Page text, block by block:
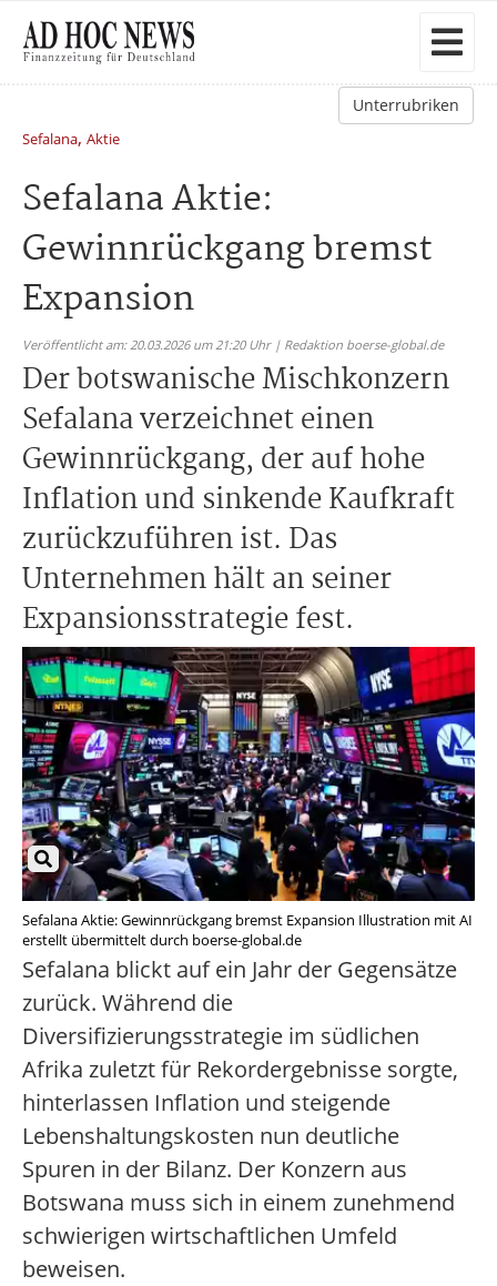
Unterrubriken
Sefalana, Aktie
Sefalana Aktie:
Gewinnrückgang bremst
Expansion
Veröffentlicht am: 20.03.2026 um 21:20 Uhr | Redaktion boerse-global.de
Der botswanische Mischkonzern
Sefalana verzeichnet einen
Gewinnrückgang, der auf hohe
Inflation und sinkende Kaufkraft
zurückzuführen ist. Das
Unternehmen hält an seiner
Expansionsstrategie fest.
Sefalana Aktie: Gewinnrückgang bremst Expansion Illustration mit AI
erstellt übermittelt durch boerse-global.de
Sefalana blickt auf ein Jahr der Gegensätze
zurück. Während die
Diversifizierungsstrategie im südlichen
Afrika zuletzt für Rekordergebnisse sorgte,
hinterlassen Inflation und steigende
Lebenshaltungskosten nun deutliche
Spuren in der Bilanz. Der Konzern aus
Botswana muss sich in einem zunehmend
schwierigen wirtschaftlichen Umfeld
beweisen.